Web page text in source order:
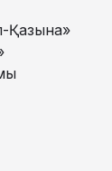
Қазына»